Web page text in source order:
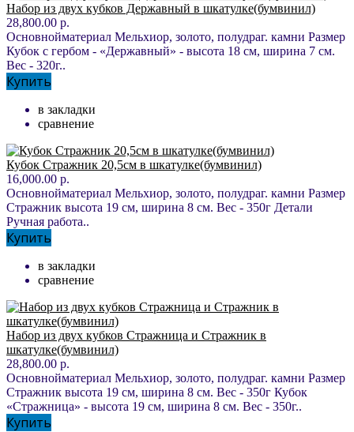
Набор из двух кубков Державный в шкатулке(бумвинил)
28,800.00 р.
Основнойматериал Мельхиор, золото, полудраг. камни Размер
Кубок с гербом - «Державный» - высота 18 см, ширина 7 см.
Вес - 320г..
Купить
в закладки
сравнение
Кубок Стражник 20,5см в шкатулке(бумвинил)
16,000.00 р.
Основнойматериал Мельхиор, золото, полудраг. камни Размер
Стражник высота 19 см, ширина 8 см. Вес - 350г Детали
Ручная работа..
Купить
в закладки
сравнение
Набор из двух кубков Стражница и Стражник в
шкатулке(бумвинил)
28,800.00 р.
Основнойматериал Мельхиор, золото, полудраг. камни Размер
Стражник высота 19 см, ширина 8 см. Вес - 350г Кубок
«Стражница» - высота 19 см, ширина 8 см. Вес - 350г..
Купить